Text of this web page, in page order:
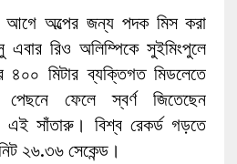
আগে অল্পের জন্য পদক মিস করা
এবার রিও অলিম্পিকে সুইমিংপুলে
মিটার ব্যক্তিগত মিডলেতে
পেছনে ফেলে স্বর্ণ জিতেছেন
এই সাঁতারু। বিশ্ব রেকর্ড গড়তে
২৬.৩৬ সেকেন্ড।